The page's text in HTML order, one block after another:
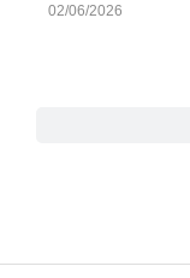
02/06/2026